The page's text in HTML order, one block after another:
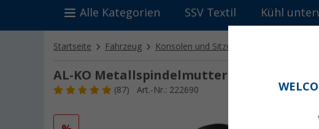
Alle Kategorien SSV Textil Kühl
Startseite Fahrzeug Konsolen und Sitze
AL-KO Metallspindelmutter ca. 16 mm
(87) Art.-Nr.: 222690